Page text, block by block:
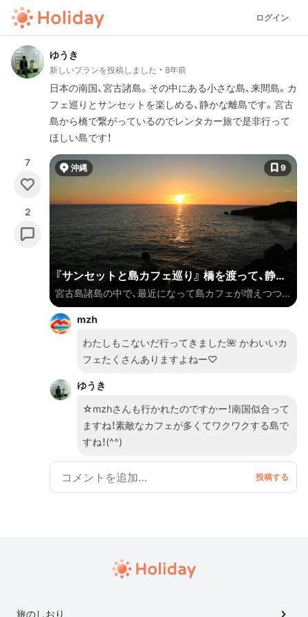
ログイン
ゆうき
新しいプランを投稿しました 8年前
日本の南国、宮古諸島。その中にある小さな島、来間島。カ
フェ巡りとサンセットを楽しめる、静かな離島です。宮古
島から橋で繋がっているのでレンタカー旅で是非行って
ほしい島です！
7
2
沖縄 9
『サンセットと島カフェ巡り』 橋を渡って、静か
な静かな来間島
宮古島諸島の中で、最近になって島カフェが増えつつあ
る島があります。それが、宮古島と橋で繋がった来間島
（くりまじま） 昔からのサトウキビ畑が広がる離島の風
景。そして海に沈む夕陽を眺められる静かな静かな島
なのです。 ゆったりとした時間を南国で過ごしたい方
にお勧めしたい島です。
mzh
わたしもこないだ行ってきました🌺 かわいいカ
フェたくさんありますよねー♡
ゆうき
☆mzhさんも行かれたのですかー！南国似合って
ますね！素敵なカフェが多くてワクワクする島で
すね！(^^)
旅のしおり